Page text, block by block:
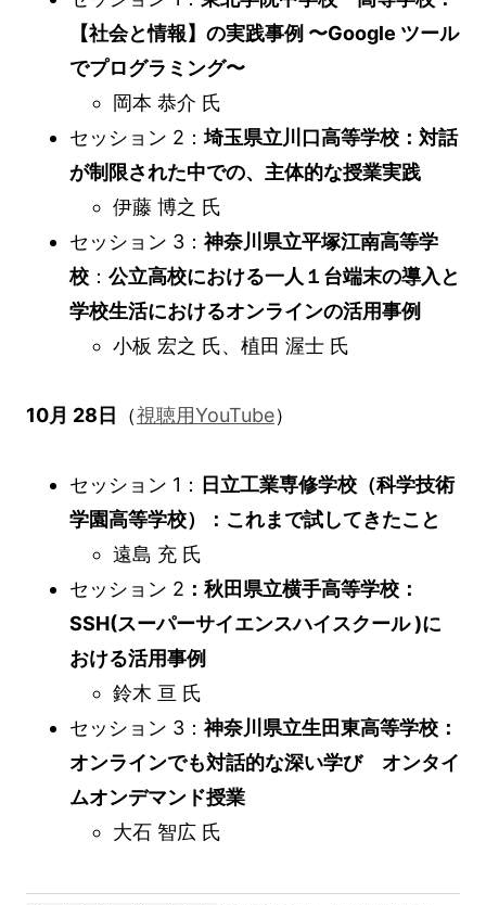
【社会と情報】の実践事例 〜Google ツール
でプログラミング〜
岡本 恭介 氏
セッション 2：埼玉県立川口高等学校：対話
が制限された中での、主体的な授業実践
伊藤 博之 氏
セッション 3： 神奈川県立平塚江南高等学
校 ： 公立高校における一人１台端末の導入と
学校生活におけるオンラインの活用事例
小板 宏之 氏、植田 渥士 氏
10月 28日 （視聴用YouTube）
セッション 1： 日立工業専修学校（科学技術
学園高等学校）：これまで試してきたこと
遠島 充 氏
セッション 2 ：秋田県立横手高等学校：
SSH(スーパーサイエンスハイスクール )に
おける活用事例
鈴木 亘 氏
セッション 3： 神奈川県立生田東高等学校：
オンラインでも対話的な深い学び オンタイ
ムオンデマンド授業
大石 智広 氏